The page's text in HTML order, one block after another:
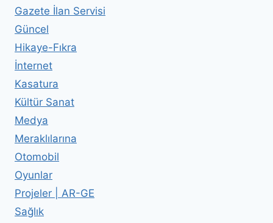
Gazete İlan Servisi
Güncel
Hikaye-Fıkra
İnternet
Kasatura
Kültür Sanat
Medya
Meraklılarına
Otomobil
Oyunlar
Projeler | AR-GE
Sağlık